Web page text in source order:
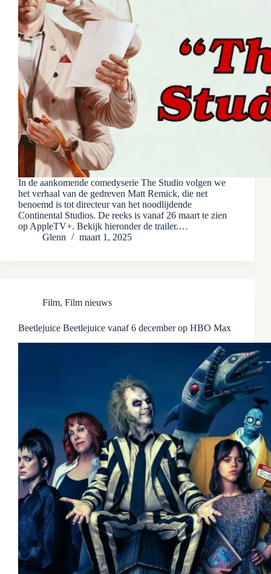
In de aankomende comedyserie The Studio volgen we
het verhaal van de gedreven Matt Remick, die net
benoemd is tot directeur van het noodlijdende
Continental Studios. De reeks is vanaf 26 maart te zien
op AppleTV+. Bekijk hieronder de trailer.…
Glenn
maart 1, 2025
Film, Film nieuws
Beetlejuice Beetlejuice vanaf 6 december op HBO Max